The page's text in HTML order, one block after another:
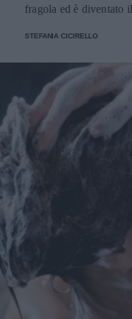
fragola ed è diventato
STEFANIA CICIRELLO